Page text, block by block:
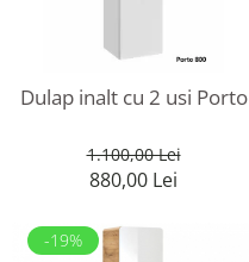
Dulap inalt cu 2 usi Porto
1.100,00 Lei
880,00 Lei
-19%